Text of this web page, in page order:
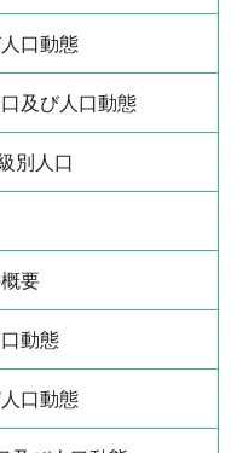
口動態
及び人口動態
別人口
要
動態
口動態